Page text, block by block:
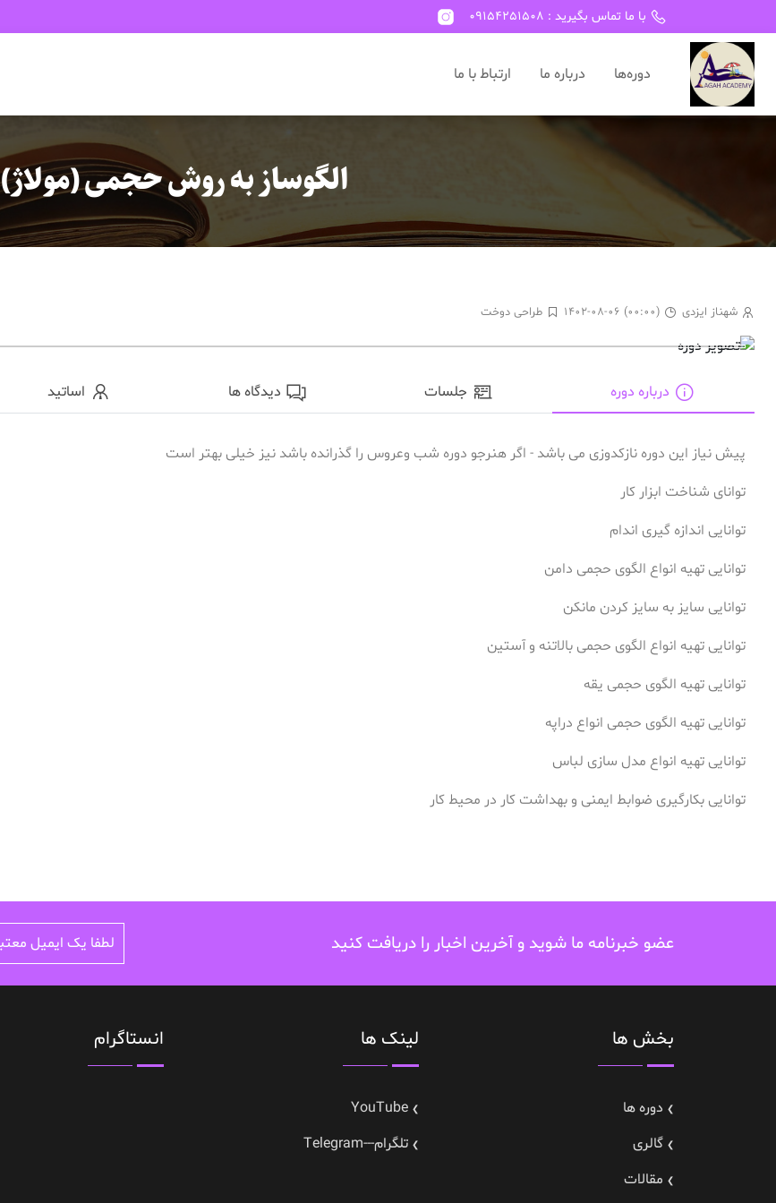
با ما تماس بگیرید : 09154251508
دوره‌ها درباره ما ارتباط با ما
الگوساز به روش حجمی (مولاژ)
شهناز ایزدی ۱۴۰۲-۰۸-۰۶ (۰۰:۰۰) طراحی دوخت
درباره دوره جلسات دیدگاه ها اساتید
پیش نیاز این دوره نازکدوزی می باشد - اگر هنرجو دوره شب وعروس را گذرانده باشد نیز خیلی بهتر است
توانای شناخت ابزار کار
توانایی اندازه گیری اندام
توانایی تهیه انواع الگوی حجمی دامن
توانایی سایز به سایز کردن مانکن
توانایی تهیه انواع الگوی حجمی بالاتنه و آستین
توانایی تهیه الگوی حجمی یقه
توانایی تهیه الگوی حجمی انواع دراپه
توانایی تهیه انواع مدل سازی لباس
توانایی بکارگیری ضوابط ایمنی و بهداشت کار در محیط کار
عضو خبرنامه ما شوید و آخرین اخبار را دریافت کنید
بخش ها
دوره ها
گالری
مقالات
لینک ها
YouTube
تلگرام---Telegram
انستاگرام